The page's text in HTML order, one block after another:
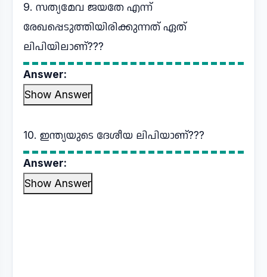
9. സത്യമേവ ജയതേ എന്ന്
രേഖപ്പെടുത്തിയിരിക്കുന്നത് ഏത്
ലിപിയിലാണ്???
Answer:
Show Answer
10. ഇന്ത്യയുടെ ദേശീയ ലിപിയാണ്???
Answer:
Show Answer